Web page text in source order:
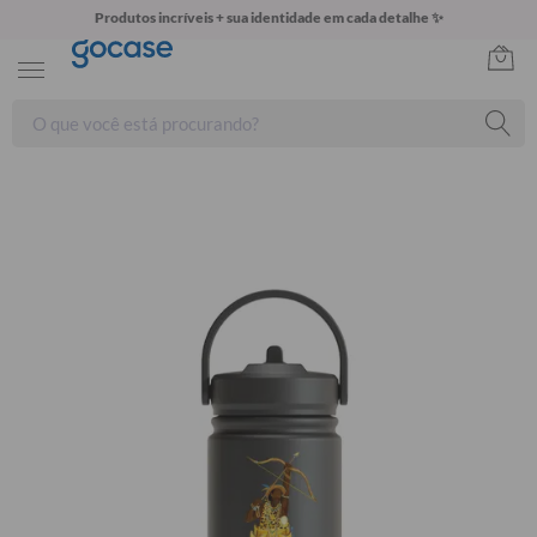
Produtos incríveis + sua identidade em cada detalhe ✨